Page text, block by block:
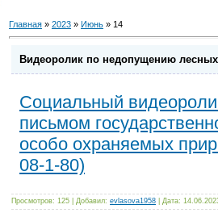
Главная » 2023 » Июнь » 14
Видеоролик по недопущению
Социальный
письмом
особо охраняемых
08-1-80)
Просмотров: 125 Добавил: evlasova1958 Дата: